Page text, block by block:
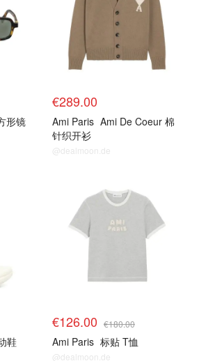
形镜
€289.00
Ami Paris Ami De Coeur 棉
针织开衫
@dealmoon.de
鞋
€126.00 €180.00
Ami Paris 标贴 T恤
@dealmoon.de